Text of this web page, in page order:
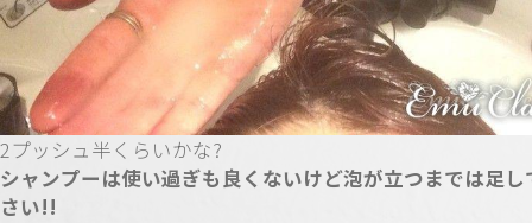
2プッシュ半くらいかな?
シャンプーは使い過ぎも良くないけど泡が立つまでは足し
さい!!